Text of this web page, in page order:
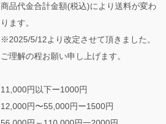
商品代金合計金額(税込)により送料が変わ
ります。
※2025/5/12より改定させて頂きました。
ご理解の程お願い申し上げます。
11,000円以下ー1000円
12,000円〜55,000円ー1500円